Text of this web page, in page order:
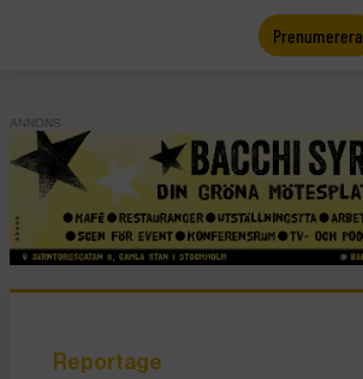
Prenumerera
ANNONS
Reportage